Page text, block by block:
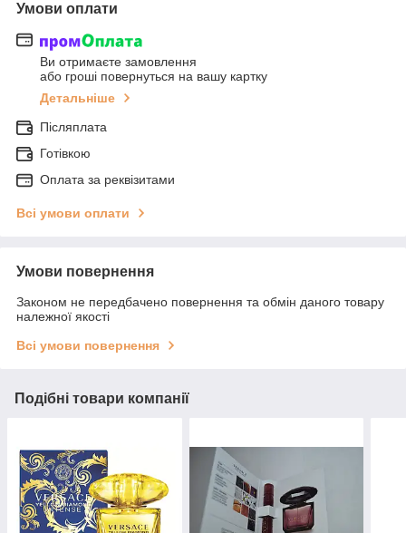
Умови оплати
Ви отримаєте замовлення
або гроші повернуться на вашу картку
Детальніше
Післяплата
Готівкою
Оплата за реквізитами
Всі умови оплати
Умови повернення
Законом не передбачено повернення та обмін даного товару
належної якості
Всі умови повернення
Подібні товари компанії